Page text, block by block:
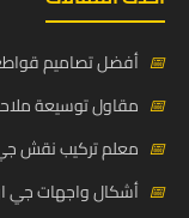
📅 أفضل تصاميم
📅 مقاول توسيعة
📅 معلم تركيب نقش
📅 أشكال واجهات جي